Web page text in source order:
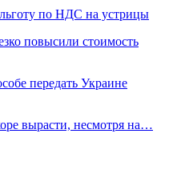
по НДС на устрицы
повысили стоимость
передать Украине
вырасти, несмотря на…